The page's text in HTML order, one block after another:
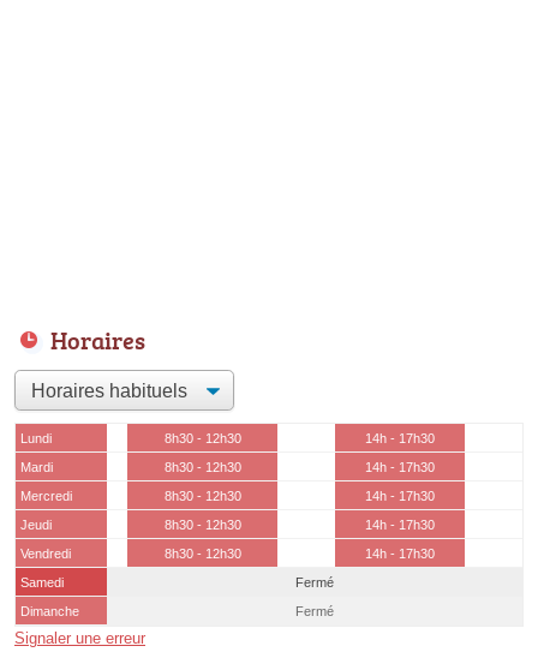
Horaires
Lundi 8h30 - 12h30
14h - 17h30
Mardi
8h30 - 12h30
14h - 17h30
Mercredi
8h30 - 12h30
14h - 17h30
Jeudi
8h30 - 12h30
14h - 17h30
Vendredi
8h30 - 12h30
14h - 17h30
Samedi
Fermé
Dimanche
Fermé
Signaler une erreur